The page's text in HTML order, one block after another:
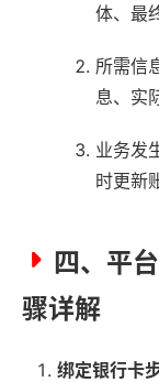
体、最
所需信
息、实
业务发
时更新
四、平
骤详解
绑定银行卡